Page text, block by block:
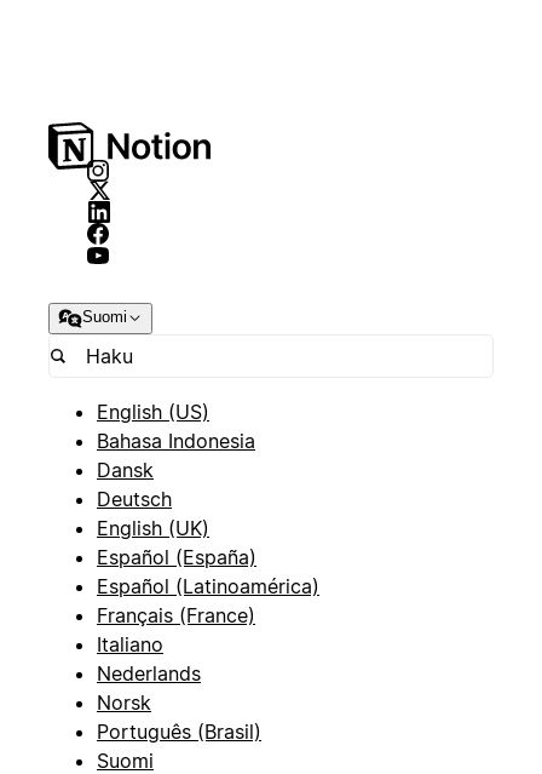
Suomi
English (US)
Bahasa Indonesia
Dansk
Deutsch
English (UK)
Español (España)
Español (Latinoamérica)
Français (France)
Italiano
Nederlands
Norsk
Português (Brasil)
Suomi